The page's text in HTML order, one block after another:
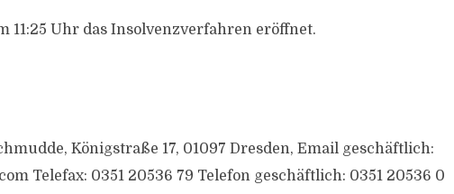
11:25 Uhr das Insolvenzverfahren eröffnet.
Königstraße 17, 01097 Dresden, Email geschäftlich:
Telefax: 0351 20536 79 Telefon geschäftlich: 0351 20536 0